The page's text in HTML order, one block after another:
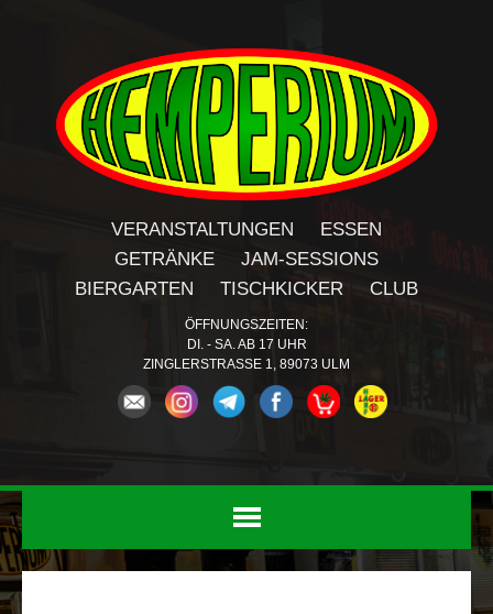
VERANSTALTUNGEN
ESSEN
GETRÄNKE
JAM-SESSIONS
BIERGARTEN
TISCHKICKER CLUB
ÖFFNUNGSZEITEN:
DI. - SA. AB 17 UHR
ZINGLERSTRASSE 1, 89073 ULM